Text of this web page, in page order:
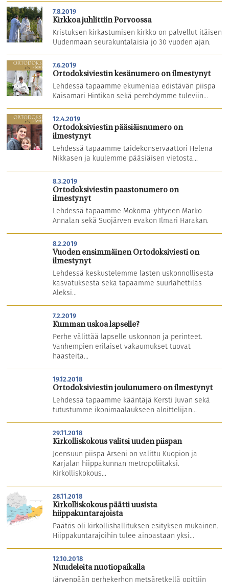
7.8.2019
Kirkkoa juhlittiin Porvoossa
Kristuksen kirkastumisen kirkko on palvellut itäisen
Uudenmaan seurakuntalaisia jo 30 vuoden ajan.
7.6.2019
Ortodoksiviestin kesänumero on ilmestynyt
Lehdessä tapaamme ekumeniaa edistävän piispa
Kaisamari Hintikan sekä perehdymme tuleviin...
12.4.2019
Ortodoksiviestin pääsiäisnumero on
ilmestynyt
Lehdessä tapaamme taidekonservaattori Helena
Nikkasen ja kuulemme pääsiäisen vietosta...
8.3.2019
Ortodoksiviestin paastonumero on
ilmestynyt
Lehdessä tapaamme Mokoma-yhtyeen Marko
Annalan sekä Suojärven evakon Ilmari Harakan.
8.2.2019
Vuoden ensimmäinen Ortodoksiviesti on
ilmestynyt
Lehdessä keskustelemme lasten uskonnollisesta
kasvatuksesta sekä tapaamme suurlähettiläs
Aleksi...
7.2.2019
Kumman uskoa lapselle?
Perhe välittää lapselle uskonnon ja perinteet.
Vanhempien erilaiset vakaumukset tuovat
haasteita...
19.12.2018
Ortodoksiviestin joulunumero on ilmestynyt
Lehdessä tapaamme kääntäjä Kersti Juvan sekä
tutustumme ikonimaalaukseen aloittelijan...
29.11.2018
Kirkolliskokous valitsi uuden piispan
Joensuun piispa Arseni on valittu Kuopion ja
Karjalan hiippakunnan metropoliitaksi.
Kirkolliskokous...
28.11.2018
Kirkolliskokous päätti uusista
hiippakuntarajoista
Päätös oli kirkollishallituksen esityksen mukainen.
Hiippakuntarajoihin tulee ainoastaan yksi...
12.10.2018
Nuudeleita nuotiopaikalla
Järvenpään perhekerhon metsäretkellä opittiin